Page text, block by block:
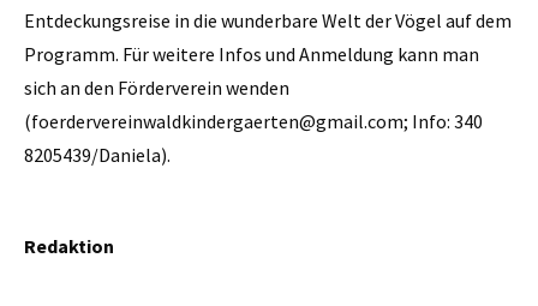
Entdeckungsreise in die wunderbare Welt der Vögel auf dem
Programm. Für weitere Infos und Anmeldung kann man
sich an den Förderverein wenden
(foerdervereinwaldkindergaerten@gmail.com; Info: 340
8205439/Daniela).
Redaktion